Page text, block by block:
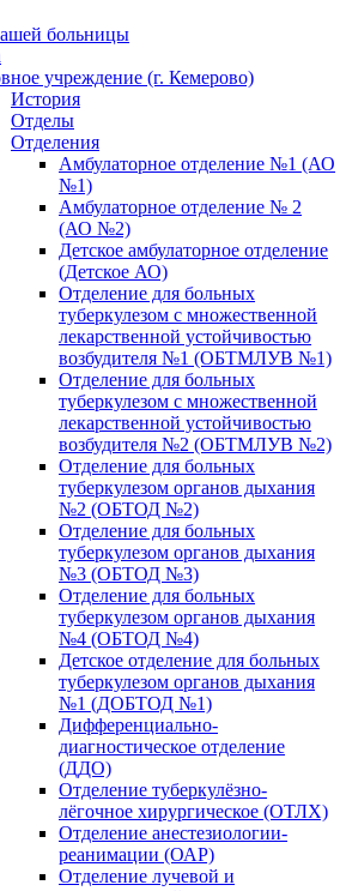
больницы
учреждение (г. Кемерово)
История
Отделы
Отделения
Амбулаторное отделение №1 (АО
№1)
Амбулаторное отделение № 2
(АО №2)
Детское амбулаторное отделение
(Детское АО)
Отделение для больных
туберкулезом с множественной
лекарственной устойчивостью
возбудителя №1 (ОБТМЛУВ №1)
Отделение для больных
туберкулезом с множественной
лекарственной устойчивостью
возбудителя №2 (ОБТМЛУВ №2)
Отделение для больных
туберкулезом органов дыхания
№2 (ОБТОД №2)
Отделение для больных
туберкулезом органов дыхания
№3 (ОБТОД №3)
Отделение для больных
туберкулезом органов дыхания
№4 (ОБТОД №4)
Детское отделение для больных
туберкулезом органов дыхания
№1 (ДОБТОД №1)
Дифференциально-
диагностическое отделение
(ДДО)
Отделение туберкулёзно-
лёгочное хирургическое (ОТЛХ)
Отделение анестезиологии-
реанимации (ОАР)
Отделение лучевой и